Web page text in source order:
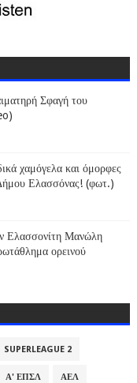
Σφαγή του
χαμόγελα και όμορφες
Ελασσόνας! (φωτ.)
Ελασσονίτη Μανώλη
ορεινού
SUPERLEAGUE 2
Α' ΕΠΣΛ ΑΕΛ